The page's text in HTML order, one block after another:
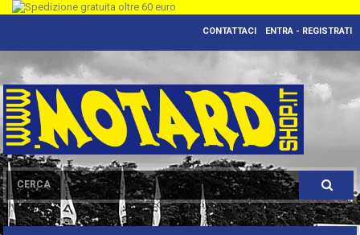
ENTRA - REGISTRATI
CONTATTACI